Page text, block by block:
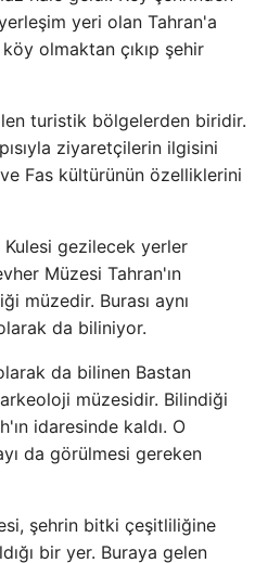
yeri olan Tahran'a
olmaktan çıkıp şehir
turistik bölgelerden biridir.
ziyaretçilerin ilgisini
Fas kültürünün özelliklerini
gezilecek yerler
Müzesi Tahran'ın
müzedir. Burası aynı
da biliniyor.
da bilinen Bastan
müzesidir. Bilindiği
idaresinde kaldı. O
da görülmesi gereken
şehrin bitki çeşitliliğine
bir yer. Buraya gelen